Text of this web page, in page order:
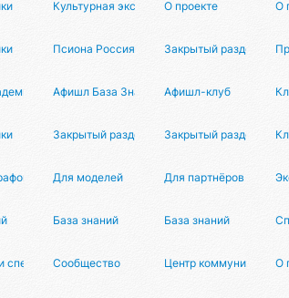
Культурная экспансияО проекте О
Псиона Россия Закрытый раздел
Афишл База Знаний Афишл-клуб
Закрытый раздел Закрытый раздел
Для моделей Для партнёров
База знаний База знаний
спецпроектыСообщество Центр коммуникацийО